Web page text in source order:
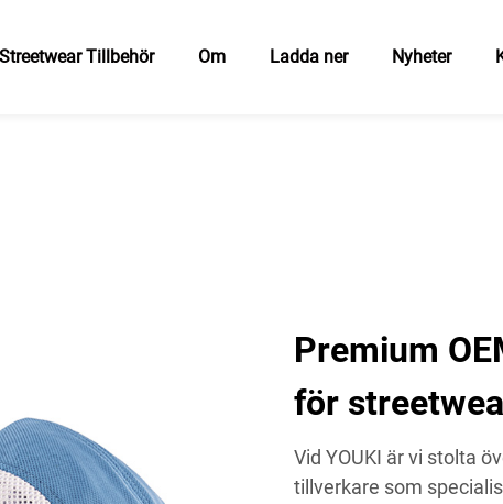
Streetwear Tillbehör Om Ladda ner Nyheter
Premium
för
Vid YOUKI är vi stolta
tillverkare som